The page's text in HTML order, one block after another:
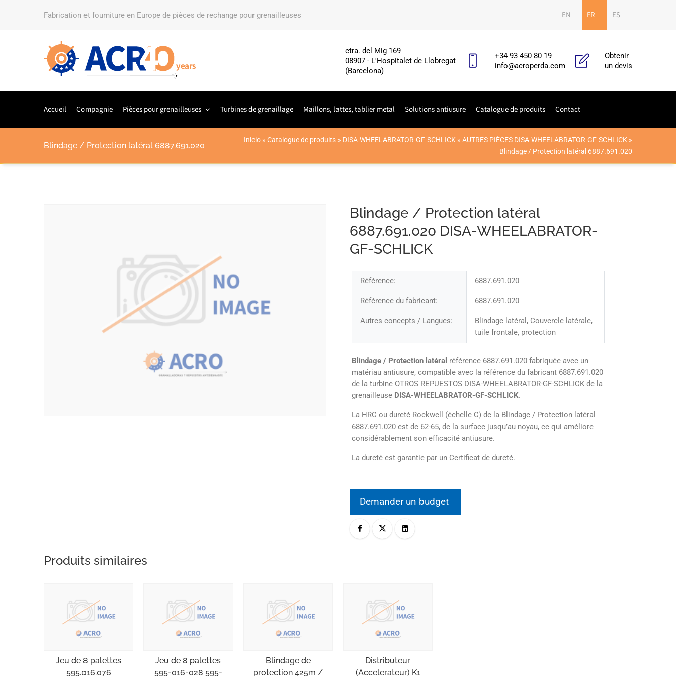
Fabrication et fourniture en Europe de pièces de rechange pour grenailleuses EN FR ES
ctra. del Mig 169
08907 - L'Hospitalet de Llobregat
(Barcelona)
+34 93 450 80 19
info@acroperda.com
Obtenir
un devis
Accueil Compagnie Pièces pour grenailleuses Turbines de grenaillage Maillons, lattes, tablier metal Solutions antiusure Catalogue de produits Contact
Blindage / Protection latéral 6887.691.020
Inicio » Catalogue de produits » DISA-WHEELABRATOR-GF-SCHLICK » AUTRES PIÈCES DISA-WHEELABRATOR-GF-SCHLICK »
Blindage / Protection latéral 6887.691.020
Blindage / Protection latéral
6887.691.020 DISA-WHEELABRATOR-
GF-SCHLICK
Référence: 6887.691.020
Référence du fabricant: 6887.691.020
Autres concepts / Langues:
Blindage latéral, Couvercle latérale,
tuile frontale, protection
Blindage / Protection latéral référence 6887.691.020 fabriquée avec un
matériau antiusure, compatible avec la référence du fabricant 6887.691.020
de la turbine OTROS REPUESTOS DISA-WHEELABRATOR-GF-SCHLICK de la
grenailleuse DISA-WHEELABRATOR-GF-SCHLICK.
La HRC ou dureté Rockwell (échelle C) de la Blindage / Protection latéral
6887.691.020 est de 62-65, de la surface jusqu’au noyau, ce qui améliore
considérablement son efficacité antiusure.
La dureté est garantie par un Certificat de dureté.
Demander un budget
Produits similaires
Jeu de 8 palettes
595.016.076
Jeu de 8 palettes
595-016-028 595-
Blindage de
protection 425m /
Distributeur
(Accelerateur) K1